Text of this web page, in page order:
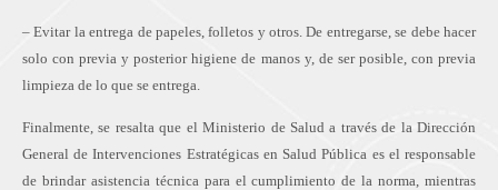
– Evitar la entrega de papeles, folletos y otros. De entregarse, se debe hacer
solo con previa y posterior higiene de manos y, de ser posible, con previa
limpieza de lo que se entrega.
Finalmente, se resalta que el Ministerio de Salud a través de la Dirección
General de Intervenciones Estratégicas en Salud Pública es el responsable
de brindar asistencia técnica para el cumplimiento de la norma, mientras